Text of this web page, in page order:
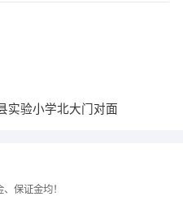
实验小学北大门对面
保证金均！